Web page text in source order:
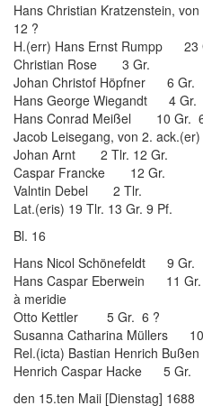
Hans Christian Kratzenstein,
12 ?
H.(err) Hans Ernst Rumpp 23
Christian Rose 3 Gr.
Johan Christof Höpfner 6 Gr.
Hans George Wiegandt 4 Gr.
Hans Conrad Meißel 10 Gr.
Jacob Leisegang, von 2.
Johan Arnt 2 Tlr. 12 Gr.
Caspar Francke 12 Gr.
Valntin Debel 2 Tlr.
Lat.(eris) 19 Tlr. 13 Gr. 9 Pf.
Bl. 16
Hans Nicol Schönefeldt 9 Gr.
Hans Caspar Eberwein 11
à meridie
Otto Kettler 5 Gr. 6 ?
Susanna Catharina Müllers
Rel.(icta) Bastian Henrich
Henrich Caspar Hacke 5 Gr.
den 15.ten Maii [Dienstag] 1688